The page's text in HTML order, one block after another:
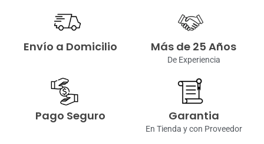
Envío a Domicilio Más de 25 Años
De Experiencia
Pago Seguro Garantia
En Tienda y con Proveedor